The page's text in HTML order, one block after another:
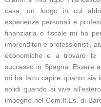
casa, un luogo in cui
esperienze personali e
finanziaria e fiscale mi ha
imprenditori e professionisti,
economiche e a trovare le
successo in Spagna. Essere
mi ha fatto capire quanto sia
solidi quando si vive
impegno nel Com.It.Es. di